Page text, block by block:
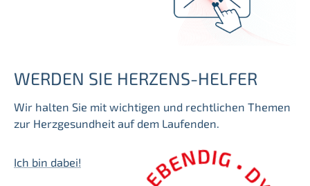
WERDEN SIE HERZENS-HELFER
Wir halten Sie mit wichtigen und rechtlichen Themen
zur Herzgesundheit auf dem Laufenden.
Ich bin dabei!